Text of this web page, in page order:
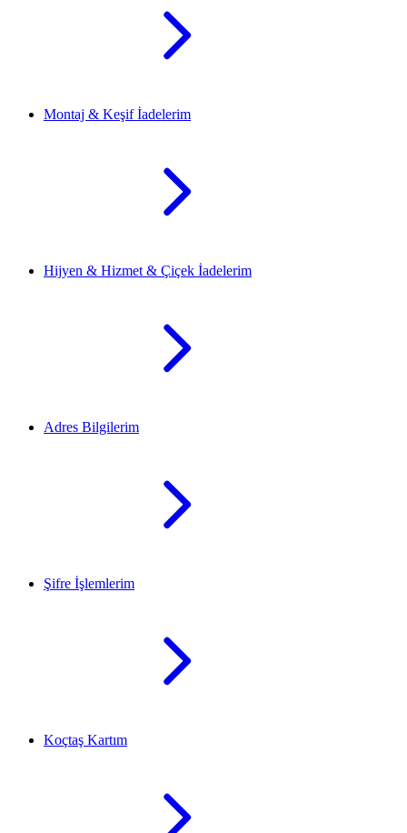
Montaj & Keşif İadelerim
Hijyen & Hizmet & Çiçek İadelerim
Adres Bilgilerim
Şifre İşlemlerim
Koçtaş Kartım